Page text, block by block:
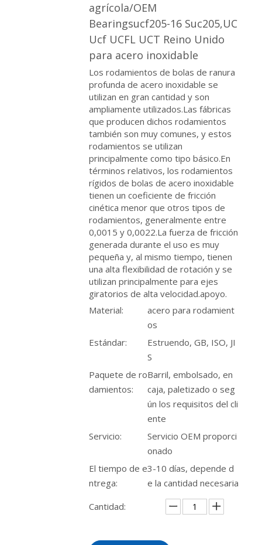
agrícola/OEM
Bearingsucf205-16 Suc205,UC
Ucf UCFL UCT Reino Unido
para acero inoxidable
Los rodamientos de bolas de ranura
profunda de acero inoxidable se
utilizan en gran cantidad y son
ampliamente utilizados.Las fábricas
que producen dichos rodamientos
también son muy comunes, y estos
rodamientos se utilizan
principalmente como tipo básico.En
términos relativos, los rodamientos
rígidos de bolas de acero inoxidable
tienen un coeficiente de fricción
cinética menor que otros tipos de
rodamientos, generalmente entre
0,0015 y 0,0022.La fuerza de fricción
generada durante el uso es muy
pequeña y, al mismo tiempo, tienen
una alta flexibilidad de rotación y se
utilizan principalmente para ejes
giratorios de alta velocidad.apoyo.
Material:
acero para rodamient
os
Estándar:
Estruendo, GB, ISO, JI
S
Paquete de ro
damientos:
Barril, embolsado, en
caja, paletizado o seg
ún los requisitos del cli
ente
Servicio:
Servicio OEM proporci
onado
El tiempo de e
ntrega:
3-10 días, depende d
e la cantidad necesaria
Cantidad: